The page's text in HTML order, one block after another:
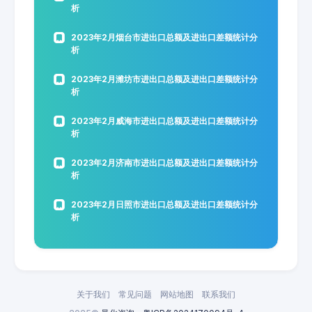
析
2023年2月烟台市进出口总额及进出口差额统计分
析
2023年2月潍坊市进出口总额及进出口差额统计分
析
2023年2月威海市进出口总额及进出口差额统计分
析
2023年2月济南市进出口总额及进出口差额统计分
析
2023年2月日照市进出口总额及进出口差额统计分
析
关于我们 常见问题 网站地图 联系我们